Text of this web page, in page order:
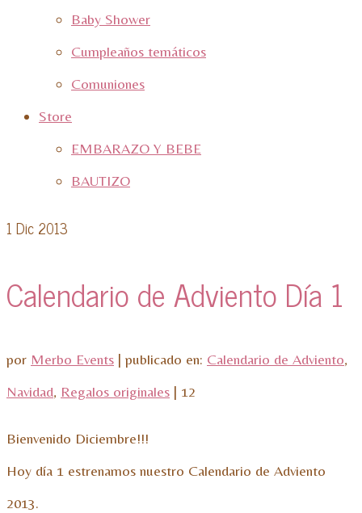
Baby Shower
Cumpleaños temáticos
Comuniones
Store
EMBARAZO Y BEBE
BAUTIZO
1 Dic 2013
Calendario de Adviento Día 1
por Merbo Events | publicado en: Calendario de Adviento,
Navidad, Regalos originales | 12
Bienvenido Diciembre!!!
Hoy día 1 estrenamos nuestro Calendario de Adviento
2013.